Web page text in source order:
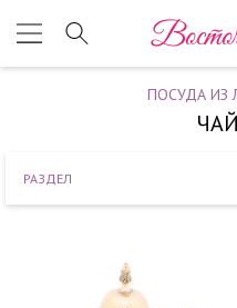
ПОСУДА ИЗ
РАЗДЕЛ